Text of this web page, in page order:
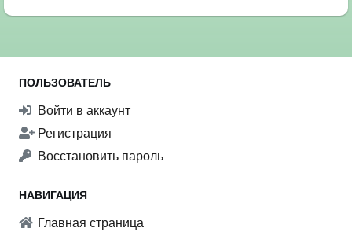
ПОЛЬЗОВАТЕЛЬ
Войти в аккаунт
Регистрация
Восстановить пароль
НАВИГАЦИЯ
Главная страница